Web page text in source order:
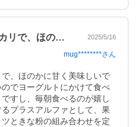
ロースト具合が良くカリカリで、ほのかに… 2025/5/16
mug********さん
、ほのかに甘く美味しいで
でヨーグルトにかけて食べ
すし、毎朝食べるのが嬉し
プラスアルファとして、果
ときな粉の組み合わせを定